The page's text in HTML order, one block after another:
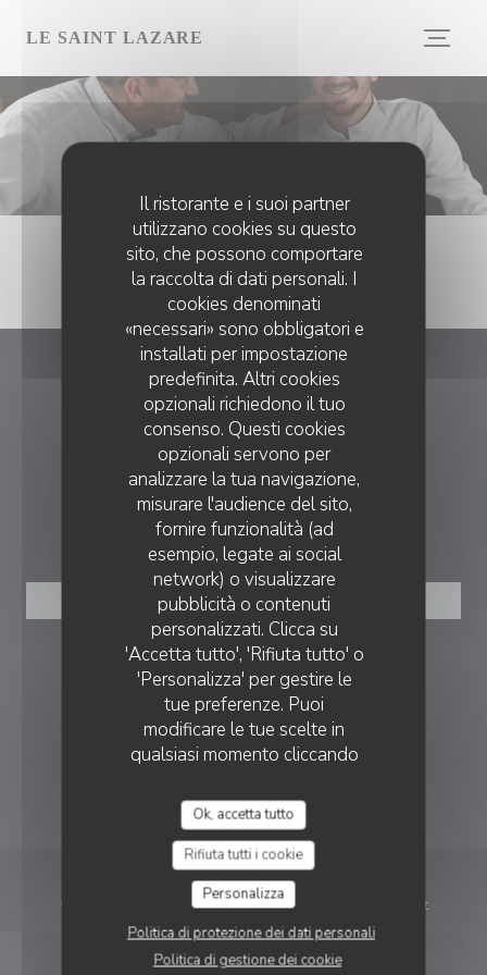
Il ristorante e i suoi partner
utilizzano cookies su questo
sito, che possono comportare
la raccolta di dati personali. I
cookies denominati
«necessari» sono obbligatori e
installati per impostazione
predefinita. Altri cookies
opzionali richiedono il tuo
consenso. Questi cookies
opzionali servono per
analizzare la tua navigazione,
misurare l'audience del sito,
fornire funzionalità (ad
esempio, legate ai social
network) o visualizzare
pubblicità o contenuti
personalizzati. Clicca su
'Accetta tutto', 'Rifiuta tutto' o
'Personalizza' per gestire le
tue preferenze. Puoi
modificare le tue scelte in
qualsiasi momento cliccando
sinistra delle pagine del sito.
Ok, accetta tutto
Rifiuta tutti i cookie
Personalizza
Politica di protezione dei dati personali
Politica di gestione dei cookie
LE SAINT LAZARE
Le Saint Lazare
Le bourg 01400 L'Abergement Clémenciat
04 74 24 00 23
PRENOTAZIONE
PRENOTA
SEGUICI
Facebook ((apre una nuova
Instagram ((apre una nuova
© 2026 Le Saint Lazare — Creazione del sito internet
ristorante conZenchef((apre una nuova
Note legali
TERMINI DI UTILIZZO
LE SAINT LAZARE